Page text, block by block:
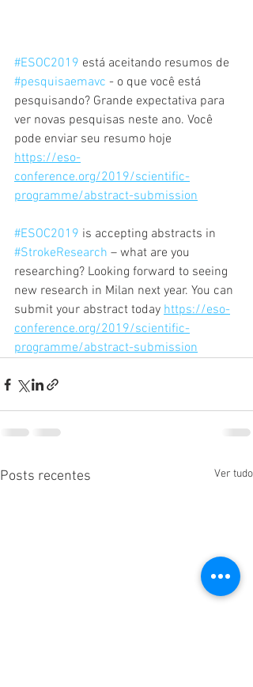
#ESOC2019 está aceitando resumos de
#pesquisaemavc - o que você está
pesquisando? Grande expectativa para
ver novas pesquisas neste ano. Você
pode enviar seu resumo hoje
https://eso-
conference.org/2019/scientific-
programme/abstract-submission
#ESOC2019 is accepting abstracts in
#StrokeResearch – what are you
researching? Looking forward to seeing
new research in Milan next year. You can
submit your abstract today https://eso-
conference.org/2019/scientific-
programme/abstract-submission
Posts recentes Ver tudo